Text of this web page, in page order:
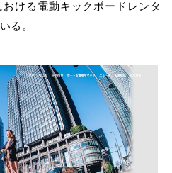
ける電動キックボードレンタ
る。